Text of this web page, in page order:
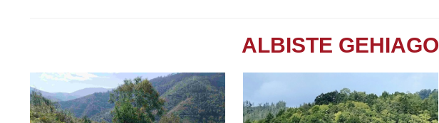
ALBISTE GEHIAGO